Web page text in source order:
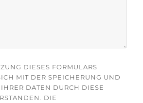
DIESES FORMULARS
MIT DER SPEICHERUNG UND
DATEN DURCH DIESE
DIE